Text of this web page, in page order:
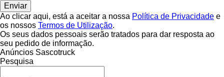
Ao clicar aqui, está a aceitar a nossa Política de Privacidade e
os nossos Termos de Utilização.
Os seus dados pessoais serão tratados para dar resposta ao
seu pedido de informação.
Anúncios Sascotruck
Pesquisa